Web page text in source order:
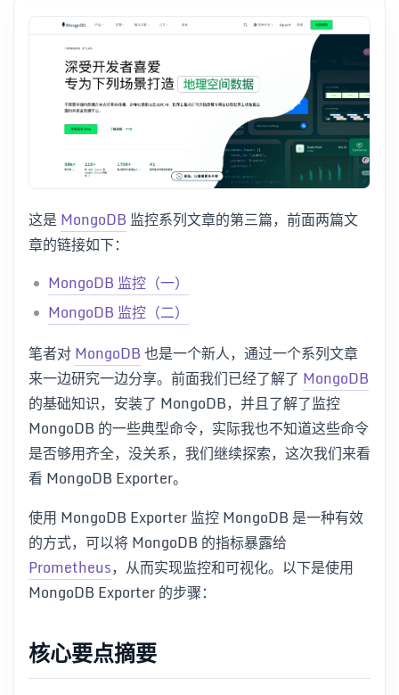
这是MongoDB监控系列文章的第三篇，前面两篇文
章的链接如下：
MongoDB 监控（一）
MongoDB 监控（二）
笔者对MongoDB也是一个新人，通过一个系列文章
来一边研究一边分享。前面我们已经了解了 MongoDB
的基础知识，安装了 MongoDB，并且了解了监控
MongoDB 的一些典型命令，实际我也不知道这些命令
是否够用齐全，没关系，我们继续探索，这次我们来看
看 MongoDB Exporter。
使用 MongoDB Exporter 监控 MongoDB 是一种有效
的方式，可以将 MongoDB 的指标暴露给
Prometheus，从而实现监控和可视化。以下是使用
MongoDB Exporter 的步骤：
核心要点摘要